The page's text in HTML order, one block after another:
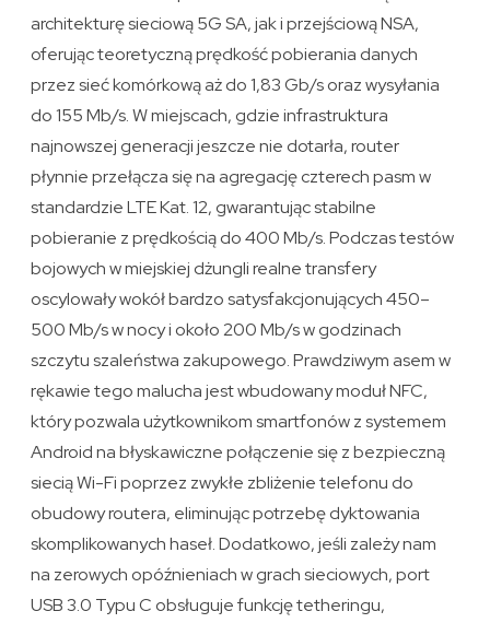
architekturę sieciową 5G SA, jak i przejściową NSA,
oferując teoretyczną prędkość pobierania danych
przez sieć komórkową aż do 1,83 Gb/s oraz wysyłania
do 155 Mb/s. W miejscach, gdzie infrastruktura
najnowszej generacji jeszcze nie dotarła, router
płynnie przełącza się na agregację czterech pasm w
standardzie LTE Kat. 12, gwarantując stabilne
pobieranie z prędkością do 400 Mb/s. Podczas testów
bojowych w miejskiej dżungli realne transfery
oscylowały wokół bardzo satysfakcjonujących 450–
500 Mb/s w nocy i około 200 Mb/s w godzinach
szczytu szaleństwa zakupowego. Prawdziwym asem w
rękawie tego malucha jest wbudowany moduł NFC,
który pozwala użytkownikom smartfonów z systemem
Android na błyskawiczne połączenie się z bezpieczną
siecią Wi-Fi poprzez zwykłe zbliżenie telefonu do
obudowy routera, eliminując potrzebę dyktowania
skomplikowanych haseł. Dodatkowo, jeśli zależy nam
na zerowych opóźnieniach w grach sieciowych, port
USB 3.0 Typu C obsługuje funkcję tetheringu,